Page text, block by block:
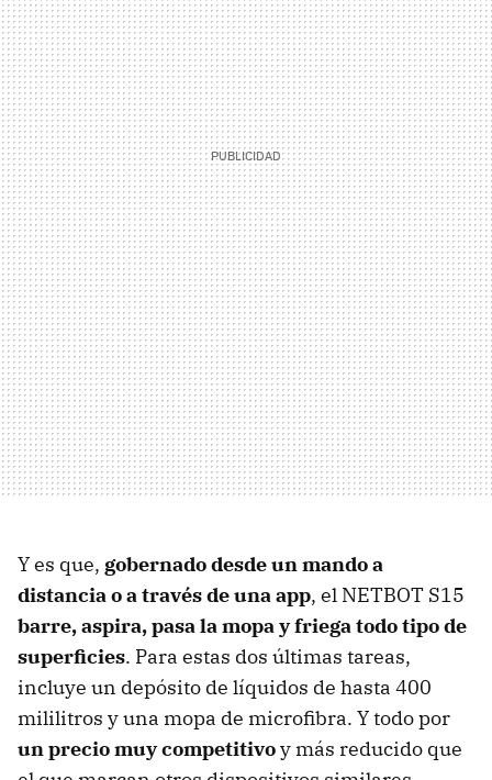
Y es que, gobernado desde un mando a
distancia o a través de una app, el NETBOT S15
barre, aspira, pasa la mopa y friega todo tipo de
superficies. Para estas dos últimas tareas,
incluye un depósito de líquidos de hasta 400
mililitros y una mopa de microfibra. Y todo por
un precio muy competitivoy más reducido que